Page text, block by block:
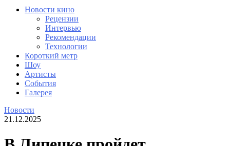
Новости кино
Рецензии
Интервью
Рекомендации
Технологии
Короткий метр
Шоу
Артисты
События
Галерея
Новости
21.12.2025